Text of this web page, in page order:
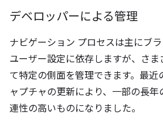
デベロッパーによる管理
ナビゲーション プロセスは主にブ
ユーザー設定に依存しますが、さま
て特定の側面を管理できます。最近
ャプチャの更新により、一部の長年
連性の高いものになりました。